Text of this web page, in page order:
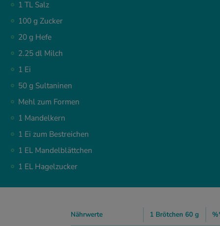
1 TL Salz
100 g Zucker
20 g Hefe
2.25 dl Milch
1 Ei
50 g Sultaninen
Mehl zum Formen
1 Mandelkern
1 Ei zum Bestreichen
1 EL Mandelblättchen
1 EL Hagelzucker
Nährwerte 1 Brötchen 60 g